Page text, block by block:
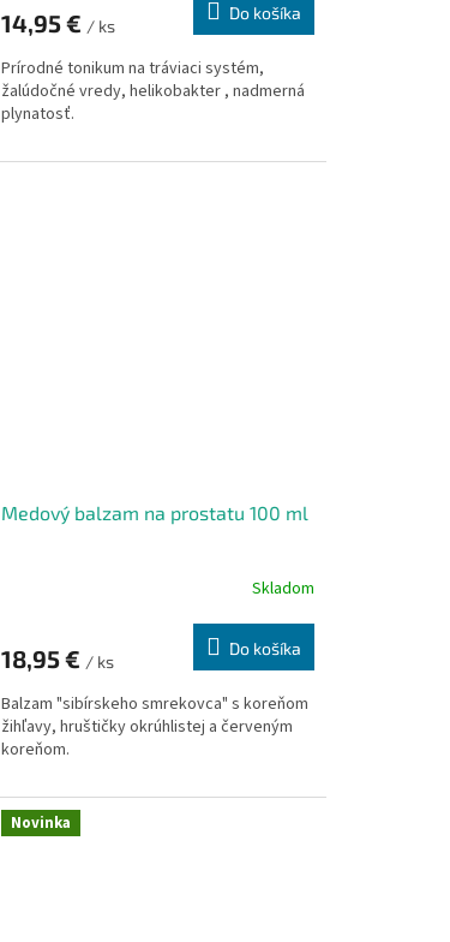
14,95 € / ks
Do košíka
Prírodné tonikum na tráviaci systém,
žalúdočné vredy, helikobakter , nadmerná
plynatosť.
Medový balzam na prostatu 100 ml
Skladom
18,95 € / ks
Do košíka
Balzam "sibírskeho smrekovca" s koreňom
žihľavy, hruštičky okrúhlistej a červeným
koreňom.
Novinka